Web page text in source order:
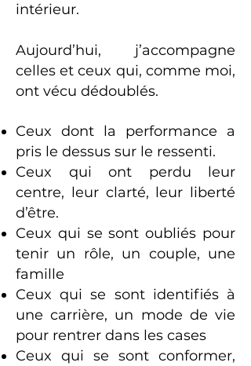
intérieur.
Aujourd’hui, j’accompagne
celles et ceux qui, comme moi,
ont vécu dédoublés.
Ceux dont la performance a
pris le dessus sur le ressenti.
Ceux qui ont perdu leur
centre, leur clarté, leur liberté
d’être.
Ceux qui se sont oubliés pour
tenir un rôle, un couple, une
famille
Ceux qui se sont identifiés à
une carrière, un mode de vie
pour rentrer dans les cases
Ceux qui se sont conformer,